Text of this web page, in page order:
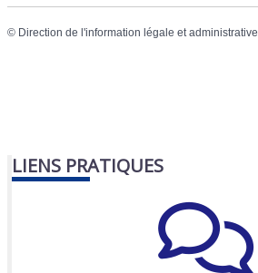
© Direction de l'information légale et administrative
LIENS PRATIQUES